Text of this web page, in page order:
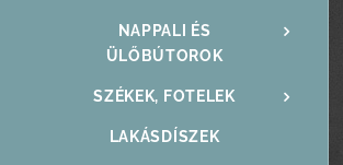
NAPPALI ÉS
ÜLŐBÚTOROK
SZÉKEK, FOTELEK
LAKÁSDÍSZEK